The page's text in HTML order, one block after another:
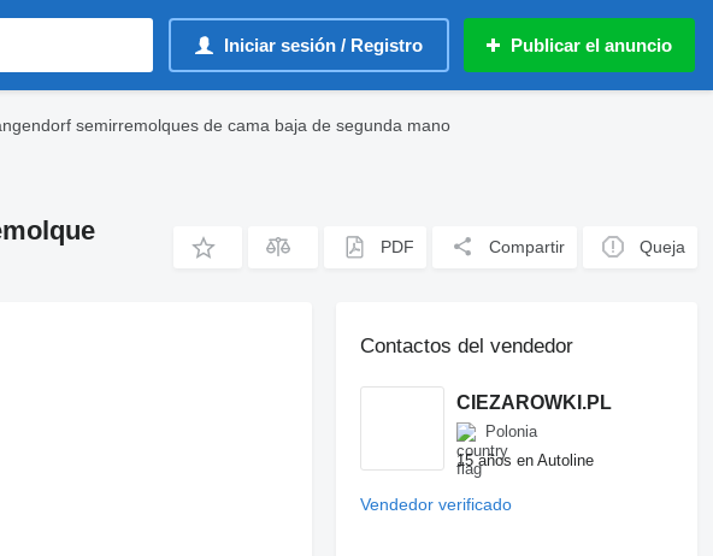
Iniciar sesión / Registro Publicar el anuncio
semirremolques de cama baja de segunda mano
PDF Compartir Queja
Contactos del vendedor
CIEZAROWKI.PL
Polonia
15 años en Autoline
Vendedor verificado